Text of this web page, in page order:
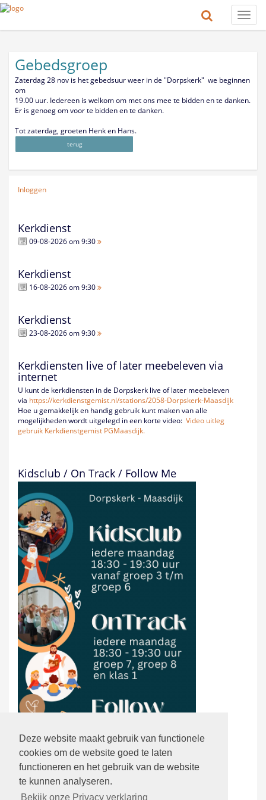
Deze website maakt gebruik van functionele
cookies om de website goed te laten
functioneren en het gebruik van de website
te kunnen analyseren.
Bekijk onze Privacy verklaring
Toggle
Gebedsgroep
Zaterdag 28 nov is het gebedsuur weer in de "Dorpskerk" we beginnen
om
19.00 uur. Iedereen is welkom om met ons mee te bidden en te danken.
Er is genoeg om voor te bidden en te danken.
Tot zaterdag, groeten Henk en Hans.
terug
Inloggen
Kerkdienst
09-08-2026 om 9:30
Kerkdienst
16-08-2026 om 9:30
Kerkdienst
23-08-2026 om 9:30
Kerkdiensten live of later meebeleven via
internet
U kunt de kerkdiensten in de Dorpskerk live of later meebeleven
via https://kerkdienstgemist.nl/stations/2058-Dorpskerk-Maasdijk
Hoe u gemakkelijk en handig gebruik kunt maken van alle
mogelijkheden wordt uitgelegd in een korte video: Video uitleg
gebruik Kerkdienstgemist PGMaasdijk.
Kidsclub / On Track / Follow Me